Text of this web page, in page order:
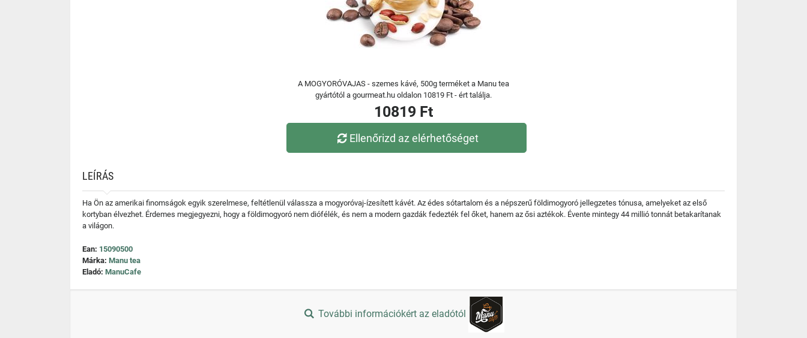
A MOGYORÓVAJAS - szemes kávé, 500g terméket a Manu tea
gyártótól a gourmeat.hu oldalon 10819 Ft - ért találja.
10819 Ft
Ellenőrizd az elérhetőséget
LEÍRÁS
Ha Ön az amerikai finomságok egyik szerelmese, feltétlenül válassza a mogyoróvaj-ízesített kávét. Az édes sótartalom és a népszerű földimogyoró jellegzetes tónusa, amelyeket az első
kortyban élvezhet. Érdemes megjegyezni, hogy a földimogyoró nem diófélék, és nem a modern gazdák fedezték fel őket, hanem az ősi aztékok. Évente mintegy 44 millió tonnát betakarítanak
a világon.
Ean: 15090500
Márka: Manu tea
Eladó: ManuCafe
További információkért az eladótól